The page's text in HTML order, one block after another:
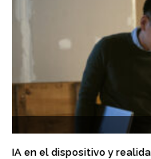
IA en el dispositivo y